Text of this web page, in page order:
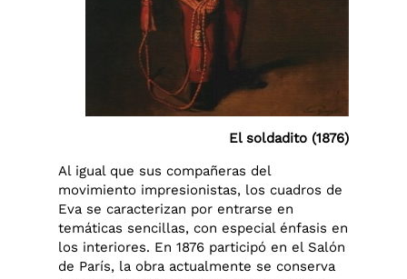
El soldadito (1876)
Al igual que sus compañeras del
movimiento impresionistas, los cuadros de
Eva se caracterizan por entrarse en
temáticas sencillas, con especial énfasis en
los interiores. En 1876 participó en el Salón
de París, la obra actualmente se conserva